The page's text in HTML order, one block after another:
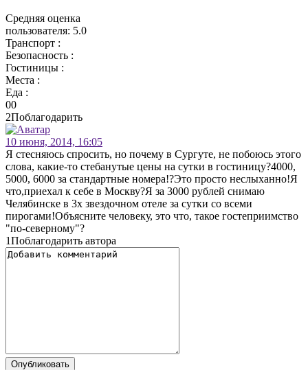
Средняя оценка
пользователя: 5.0
Транспорт :
Безопасность :
Гостиницы :
Места :
Еда :
00
2Поблагодарить
10 июня, 2014, 16:05
Я стесняюсь спросить, но почему в Сургуте, не побоюсь этого
слова, какие-то стебанутые цены на сутки в гостиницу?4000,
5000, 6000 за стандартные номера!?Это просто неслыханно!Я
что,приехал к себе в Москву?Я за 3000 рублей снимаю
Челябинске в 3х звездочном отеле за сутки со всеми
пирогами!Объясните человеку, это что, такое гостеприимство
"по-северному"?
1Поблагодарить автора